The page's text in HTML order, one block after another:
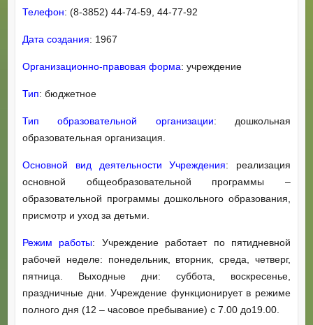
Телефон: (8-3852) 44-74-59, 44-77-92
Дата создания: 1967
Организационно-правовая форма: учреждение
Тип: бюджетное
Тип образовательной организации: дошкольная
образовательная организация.
Основной вид деятельности Учреждения: реализация
основной общеобразовательной программы –
образовательной программы дошкольного образования,
присмотр и уход за детьми.
Режим работы: Учреждение работает по пятидневной
рабочей неделе: понедельник, вторник, среда, четверг,
пятница. Выходные дни: суббота, воскресенье,
праздничные дни. Учреждение функционирует в режиме
полного дня (12 – часовое пребывание) с 7.00 до19.00.